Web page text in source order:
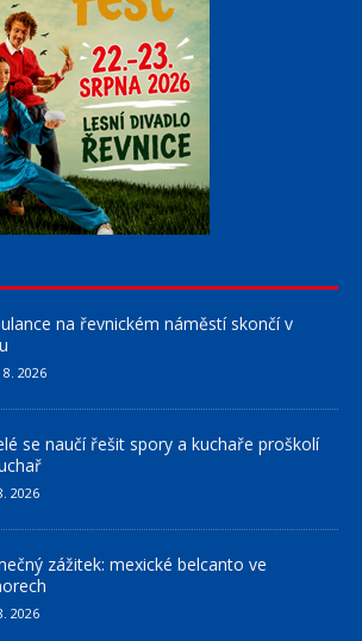
na řevnickém náměstí skončí v
8. 2026
se naučí řešit spory a kuchaře proškolí
2026
zážitek: mexické belcanto ve
2026